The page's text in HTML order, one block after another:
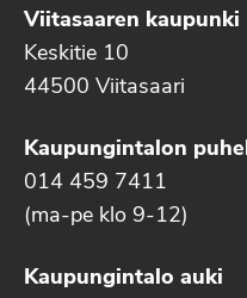
Viitasaaren kaupunki
Keskitie 10
44500 Viitasaari
Kaupungintalon
014 459 7411
(ma-pe klo 9-12)
Kaupungintalo auki